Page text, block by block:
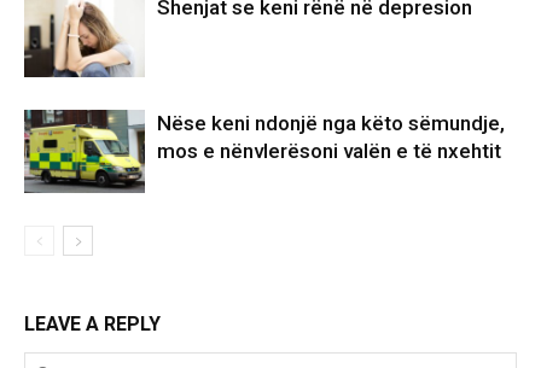
Shenjat se keni rënë në depresion
Nëse keni ndonjë nga këto sëmundje,
mos e nënvlerësoni valën e të nxehtit
LEAVE A REPLY